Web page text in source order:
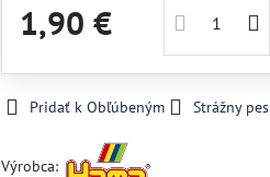
1,90 €
Pridať k Obľúbeným Strážny pes
Výrobca: